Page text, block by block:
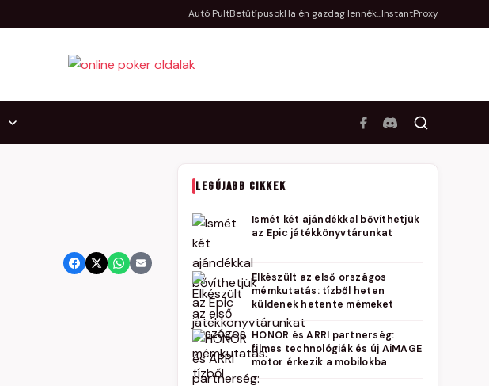
Autó PultBetűtípusokHa én gazdag lennék...InstantProxy
LEGÚJABB CIKKEK
Ismét két ajándékkal bővíthetjük
az Epic játékkönyvtárunkat
Elkészült az első országos
mémkutatás: tízből heten
küldenek hetente mémeket
HONOR és ARRI partnerség:
filmes technológiák és új AiMAGE
motor érkezik a mobilokba